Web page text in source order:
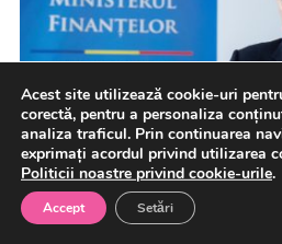
Agenția internațională de
Acest site utilizează cookie-uri
corectă, pentru a personaliza
analiza traficul. Prin continuarea
exprimați acordul privind utilizarea
Politicii noastre privind cookie-urile.
Accept Setări